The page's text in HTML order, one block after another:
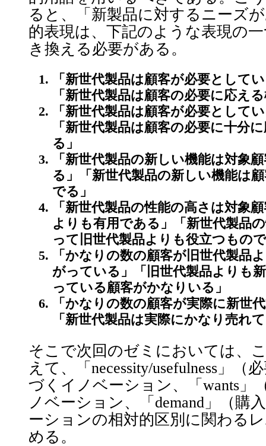
ると、「新製品に対するニーズ
的表現は、下記のような表現の
き換える必要がある。
「新世代製品は顧客が必要として
「新世代製品は顧客の必要に応え
「新世代製品は顧客が必要として
「新世代製品は顧客の必要に十分
る」
「新世代製品の新しい機能は対象
る」「新世代製品の新しい機能は
でる」
「新世代製品の性能の高さは対象
よりも有用である」「新世代製品
って旧世代製品よりも役立つもの
「かなりの数の顧客が旧世代製品
がっている」「旧世代製品よりも
っている顧客がかなりいる」
「かなりの数の顧客が実際に新世
「新世代製品は実際にかなり売れ
そこで次回のゼミにおいては、
えて、「necessity/usefulness」（
づくイノベーション、「wants」
ノベーション、「demand」（購
ーションの相対的区別に関わる
める。